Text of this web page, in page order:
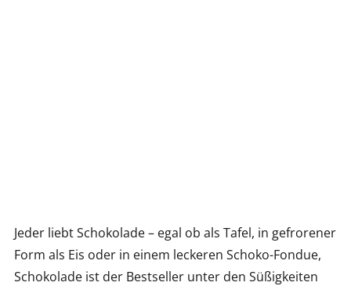
Jeder liebt Schokolade – egal ob als Tafel, in gefrorener
Form als Eis oder in einem leckeren Schoko-Fondue,
Schokolade ist der Bestseller unter den Süßigkeiten